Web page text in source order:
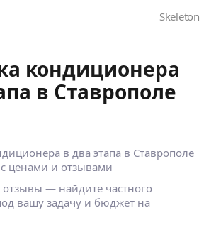
кондиционера
в Ставрополе
в два этапа в Ставрополе
ценами и отзывами
— найдите частного
вашу задачу и бюджет на